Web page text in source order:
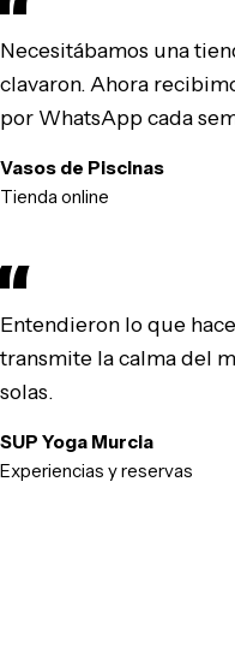
Necesitábamos una
clavaron. Ahora
por WhatsApp cada
Vasos de Piscinas
Tienda online
Entendieron lo que
transmite la calma del
solas.
SUP Yoga Murcia
Experiencias y reservas